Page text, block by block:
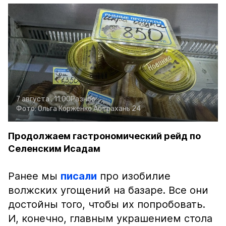
7 августа , 11:00Разное
Фото:Ольга КорженкоАстрахань 24
Продолжаем гастрономический рейд по
Селенским Исадам
Ранее мы писали про изобилие
волжских угощений на базаре. Все они
достойны того, чтобы их попробовать.
И, конечно, главным украшением стола